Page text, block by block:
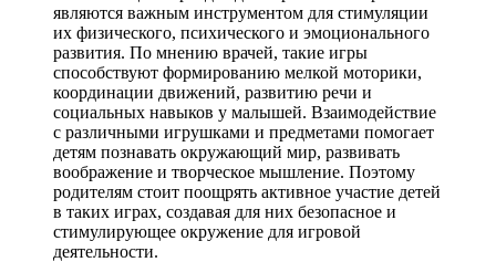
являются важным инструментом для стимуляции
их физического, психического и эмоционального
развития. По мнению врачей, такие игры
способствуют формированию мелкой моторики,
координации движений, развитию речи и
социальных навыков у малышей. Взаимодействие
с различными игрушками и предметами помогает
детям познавать окружающий мир, развивать
воображение и творческое мышление. Поэтому
родителям стоит поощрять активное участие детей
в таких играх, создавая для них безопасное и
стимулирующее окружение для игровой
деятельности.